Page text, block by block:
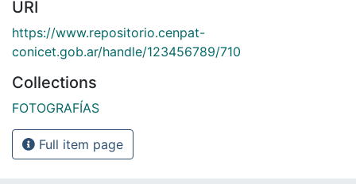
URI
https://www.repositorio.cenpat-
conicet.gob.ar/handle/123456789/710
Collections
FOTOGRAFÍAS
Full item page